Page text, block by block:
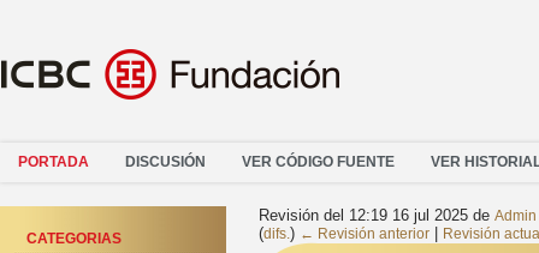
PORTADA DISCUSIÓN VER CÓDIGO FUENTE VER
CATEGORIAS
Revisión del 12:19 16 jul 2025 de Admin
(difs.) ← Revisión anterior Revisión